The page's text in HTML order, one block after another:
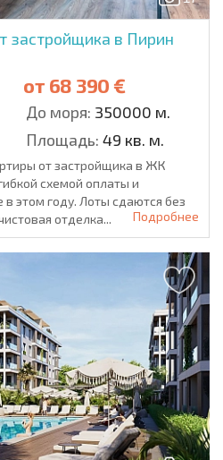
застройщика в Пирин
от 68 390 €
До моря: 350000 м.
Площадь: 49 кв. м.
от застройщика в ЖК
схемой оплаты и
этом году. Лоты сдаются без
отделка...
Подробнее